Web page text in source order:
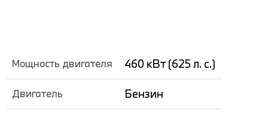
Мощность двигателя 460 кВт (625 л. с.)
Двигатель Бензин